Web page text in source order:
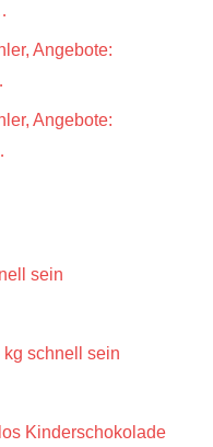
Angebote:
Angebote:
sein
kg schnell sein
Kinderschokolade